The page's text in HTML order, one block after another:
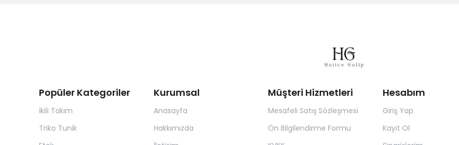
Popüler Kategoriler
İkili Takım
Triko Tunik
Kurumsal
Anasayfa
Hakkımızda
Müşteri Hizmetleri
Mesafeli Satış Sözleşmesi
Ön Bilgilendirme Formu
Hesabım
Giriş Yap
Kayıt Ol